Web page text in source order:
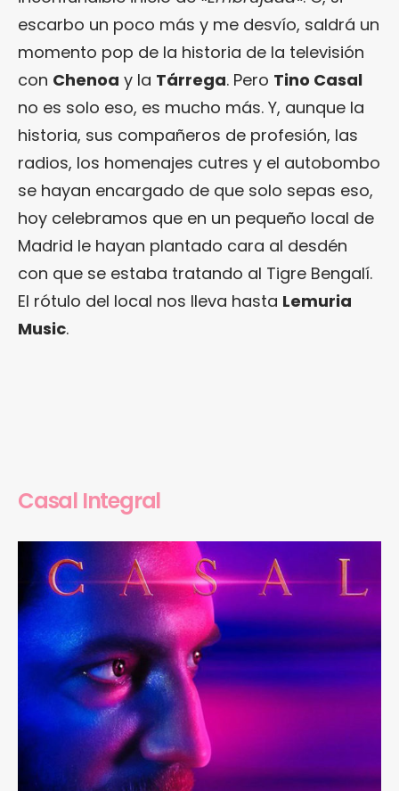
escarbo un poco más y me desvío, saldrá un
momento pop de la historia de la televisión
con Chenoa y la Tárrega. Pero Tino Casal
no es solo eso, es mucho más. Y, aunque la
historia, sus compañeros de profesión, las
radios, los homenajes cutres y el autobombo
se hayan encargado de que solo sepas eso,
hoy celebramos que en un pequeño local de
Madrid le hayan plantado cara al desdén
con que se estaba tratando al Tigre Bengalí.
El rótulo del local nos lleva hasta Lemuria
Music.
Casal Integral